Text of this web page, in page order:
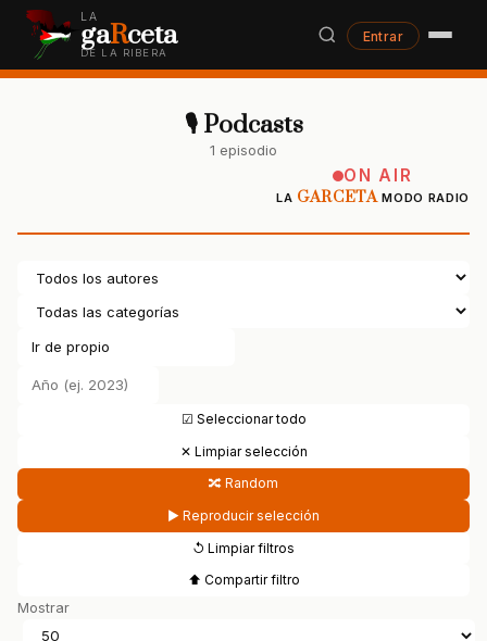
LA
gaRceta
DE LA RIBERA
Entrar
🎙 Podcasts
1 episodio
ON AIR
LA GARCETAMODO RADIO
☑ Seleccionar todo
✕ Limpiar selección
🔀 Random
▶ Reproducir selección
↺ Limpiar filtros
⬆ Compartir filtro
Mostrar